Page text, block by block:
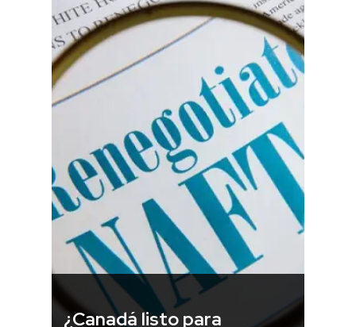
¿Canadá listo para